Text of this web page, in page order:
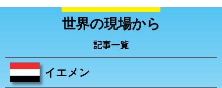
世界の現場から
記事一覧
イエメン